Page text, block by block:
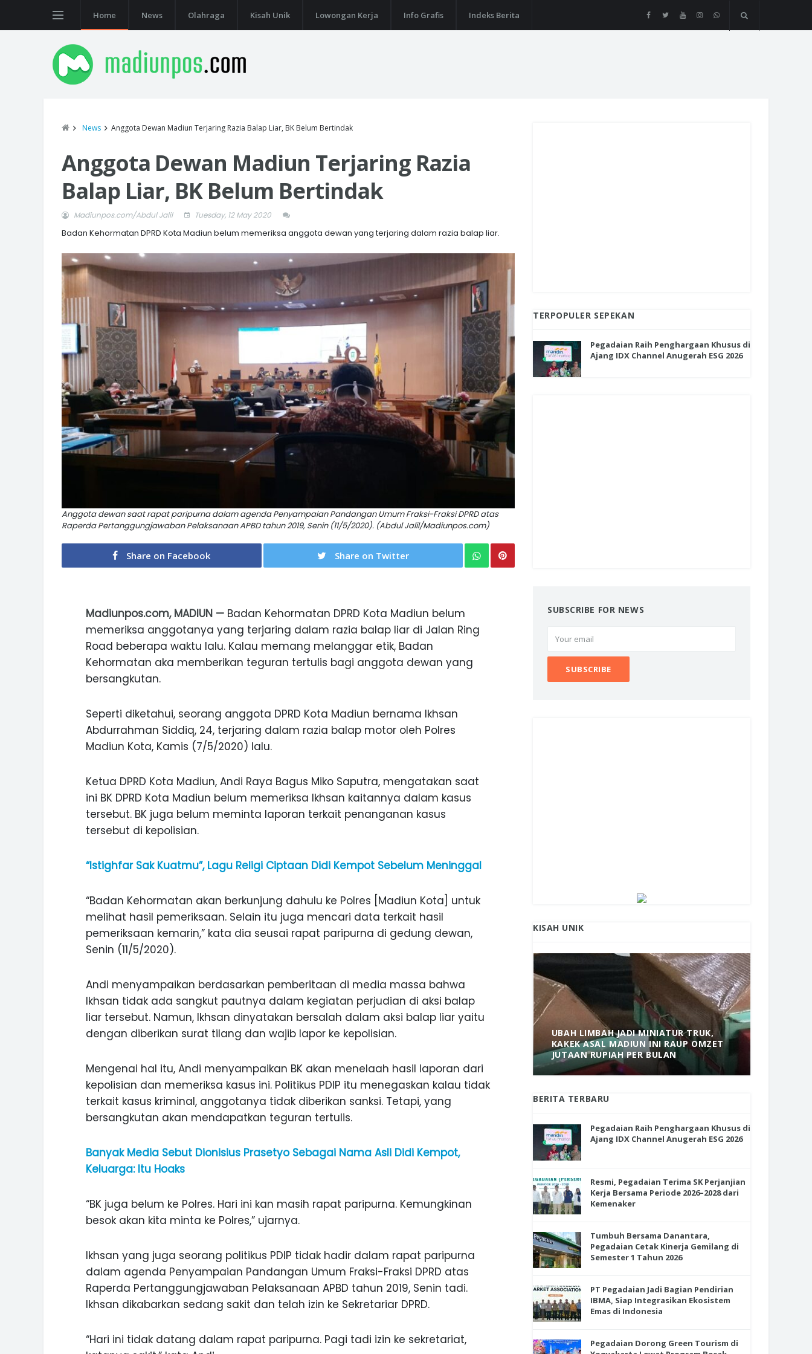
Home News Olahraga Kisah Unik Lowongan Kerja Info Grafis Indeks Berita
News Anggota Dewan Madiun Terjaring Razia Balap Liar, BK Belum Bertindak
Anggota Dewan Madiun Terjaring Razia
Balap Liar, BK Belum Bertindak
Madiunpos.com/Abdul Jalil Tuesday, 12 May 2020
Badan Kehormatan DPRD Kota Madiun belum memeriksa anggota dewan yang terjaring dalam razia balap liar.
Anggota dewan saat rapat paripurna dalam agenda Penyampaian Pandangan Umum Fraksi-Fraksi DPRD atas
Raperda Pertanggungjawaban Pelaksanaan APBD tahun 2019, Senin (11/5/2020). (Abdul Jalil/Madiunpos.com)
Share on Facebook Share on Twitter
Madiunpos.com, MADIUN — Badan Kehormatan DPRD Kota Madiun belum
memeriksa anggotanya yang terjaring dalam razia balap liar di Jalan Ring
Road beberapa waktu lalu. Kalau memang melanggar etik, Badan
Kehormatan aka memberikan teguran tertulis bagi anggota dewan yang
bersangkutan.
Seperti diketahui, seorang anggota DPRD Kota Madiun bernama Ikhsan
Abdurrahman Siddiq, 24, terjaring dalam razia balap motor oleh Polres
Madiun Kota, Kamis (7/5/2020) lalu.
Ketua DPRD Kota Madiun, Andi Raya Bagus Miko Saputra, mengatakan saat
ini BK DPRD Kota Madiun belum memeriksa Ikhsan kaitannya dalam kasus
tersebut. BK juga belum meminta laporan terkait penanganan kasus
tersebut di kepolisian.
“Istighfar Sak Kuatmu”, Lagu Religi Ciptaan Didi Kempot Sebelum Meninggal
“Badan Kehormatan akan berkunjung dahulu ke Polres [Madiun Kota] untuk
melihat hasil pemeriksaan. Selain itu juga mencari data terkait hasil
pemeriksaan kemarin,” kata dia seusai rapat paripurna di gedung dewan,
Senin (11/5/2020).
Andi menyampaikan berdasarkan pemberitaan di media massa bahwa
Ikhsan tidak ada sangkut pautnya dalam kegiatan perjudian di aksi balap
liar tersebut. Namun, Ikhsan dinyatakan bersalah dalam aksi balap liar yaitu
dengan diberikan surat tilang dan wajib lapor ke kepolisian.
Mengenai hal itu, Andi menyampaikan BK akan menelaah hasil laporan dari
kepolisian dan memeriksa kasus ini. Politikus PDIP itu menegaskan kalau tidak
terkait kasus kriminal, anggotanya tidak diberikan sanksi. Tetapi, yang
bersangkutan akan mendapatkan teguran tertulis.
Banyak Media Sebut Dionisius Prasetyo Sebagai Nama Asli Didi Kempot,
Keluarga: Itu Hoaks
“BK juga belum ke Polres. Hari ini kan masih rapat paripurna. Kemungkinan
besok akan kita minta ke Polres,” ujarnya.
Ikhsan yang juga seorang politikus PDIP tidak hadir dalam rapat paripurna
dalam agenda Penyampaian Pandangan Umum Fraksi-Fraksi DPRD atas
Raperda Pertanggungjawaban Pelaksanaan APBD tahun 2019, Senin tadi.
Ikhsan dikabarkan sedang sakit dan telah izin ke Sekretariar DPRD.
“Hari ini tidak datang dalam rapat paripurna. Pagi tadi izin ke sekretariat,
TERPOPULER SEPEKAN
Pegadaian Raih Penghargaan Khusus di
Ajang IDX Channel Anugerah ESG 2026
SUBSCRIBE FOR NEWS
KISAH UNIK
MANIS, LEGIT, DAN PAHIT, NIKMATNYA
ANAK-ANAK BOJONEGORO DAN
NGANJUK SEKOLAH DI SMPN SARADAN
UBAH LIMBAH JADI MINIATUR TRUK,
KAKEK ASAL MADIUN INI RAUP OMZET
JUTAAN RUPIAH PER BULAN
BERITA TERBARU
Pegadaian Raih Penghargaan Khusus di
Ajang IDX Channel Anugerah ESG 2026
Resmi, Pegadaian Terima SK Perjanjian
Kerja Bersama Periode 2026–2028 dari
Kemenaker
Tumbuh Bersama Danantara,
Pegadaian Cetak Kinerja Gemilang di
Semester 1 Tahun 2026
PT Pegadaian Jadi Bagian Pendirian
IBMA, Siap Integrasikan Ekosistem
Emas di Indonesia
Pegadaian Dorong Green Tourism di